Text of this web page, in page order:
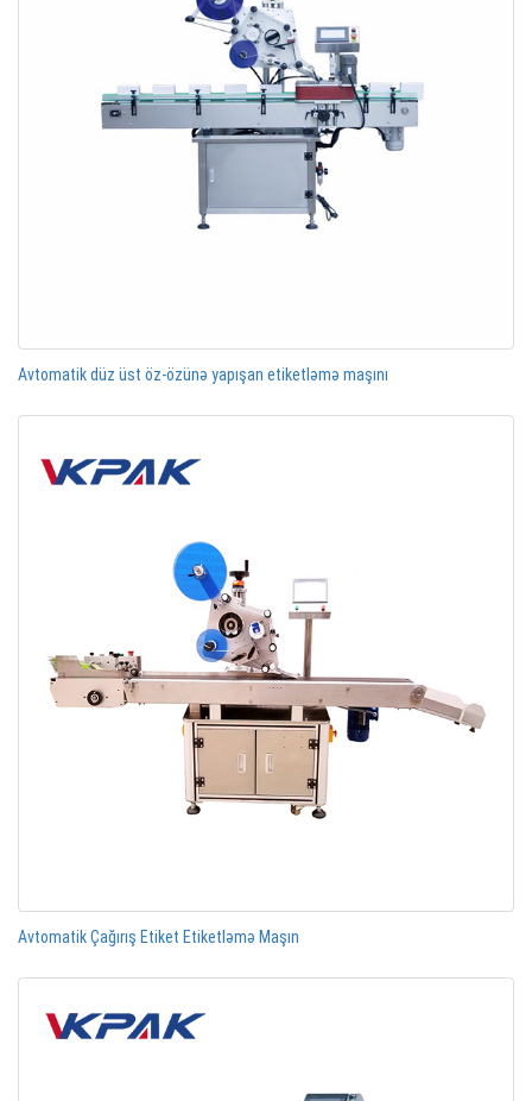
Avtomatik düz üst öz-özünə yapışan etiketləmə maşını
Avtomatik Çağırış Etiket Etiketləmə Maşın